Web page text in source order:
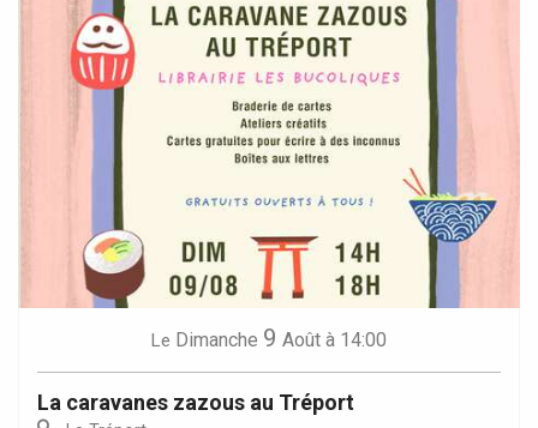
Le Dimanche 9 Août à 14:00
La caravanes zazous au Tréport